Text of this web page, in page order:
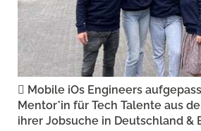
 Mobile iOs Engineers
Mentor*in für Tech Talente aus
ihrer Jobsuche in Deutschland &